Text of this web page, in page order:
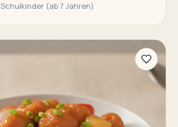
Schulkinder (ab 7 Jahren)